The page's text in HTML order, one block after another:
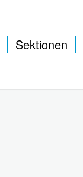
Sektionen